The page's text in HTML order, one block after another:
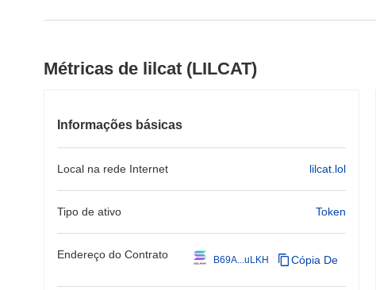
Métricas de lilcat (LILCAT)
Informações básicas
Local na rede Internet lilcat.lol
Tipo de ativo Token
Endereço do Contrato B69A...uLKH Cópia De